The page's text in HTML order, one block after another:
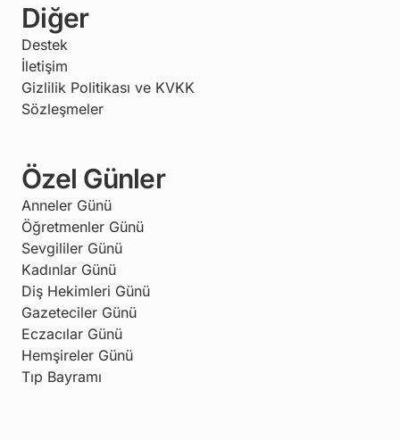
Diğer
Destek
İletişim
Gizlilik Politikası ve KVKK
Sözleşmeler
Özel Günler
Anneler Günü
Öğretmenler Günü
Sevgililer Günü
Kadınlar Günü
Diş Hekimleri Günü
Gazeteciler Günü
Eczacılar Günü
Hemşireler Günü
Tıp Bayramı